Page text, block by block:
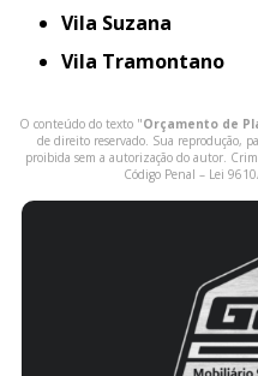
Vila Suzana
Vila Tramontano
O conteúdo do texto "Orçamento de
de direito reservado. Sua reprodução,
proibida sem a autorização do autor.
Código Penal – Lei